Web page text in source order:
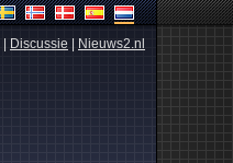
Discussie Nieuws2.nl